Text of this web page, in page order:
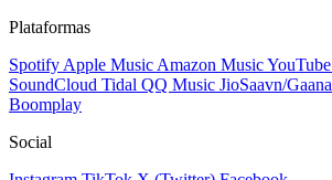
Plataformas
Spotify Apple Music Amazon MusicYouTube
SoundCloud Tidal QQ Music JioSaavn/Gaana
Boomplay
Social